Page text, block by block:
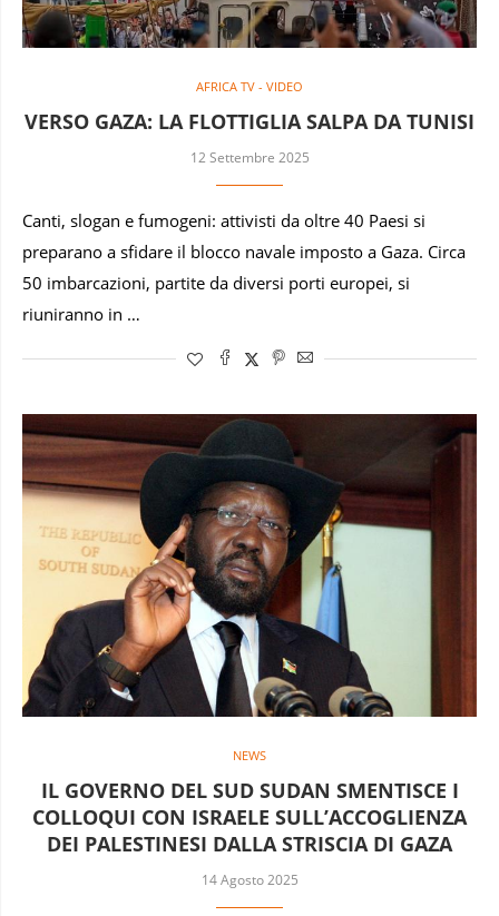
AFRICA TV - VIDEO
VERSO GAZA: LA FLOTTIGLIA SALPA DA TUNISI
12 Settembre 2025
Canti, slogan e fumogeni: attivisti da oltre 40 Paesi si
preparano a sfidare il blocco navale imposto a Gaza. Circa
50 imbarcazioni, partite da diversi porti europei, si
riuniranno in …
NEWS
IL GOVERNO DEL SUD SUDAN SMENTISCE I
COLLOQUI CON ISRAELE SULL’ACCOGLIENZA
DEI PALESTINESI DALLA STRISCIA DI GAZA
14 Agosto 2025